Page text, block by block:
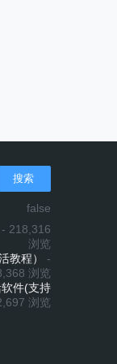
搜索
false
- 218,316
浏览
教程）
-
浏览
件(支持
浏览